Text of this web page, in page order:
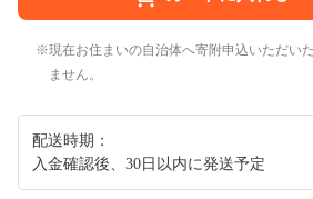
現在お住まいの自治体へ寄附申込いただい
ません。
配送時期：
入金確認後、30日以内に発送予定